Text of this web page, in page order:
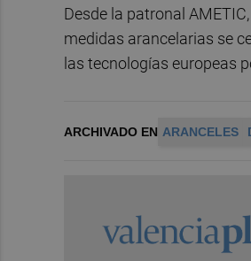
Desde la patronal
medidas arancelarias se
las tecnologías europeas
ARCHIVADO EN ARANCELES